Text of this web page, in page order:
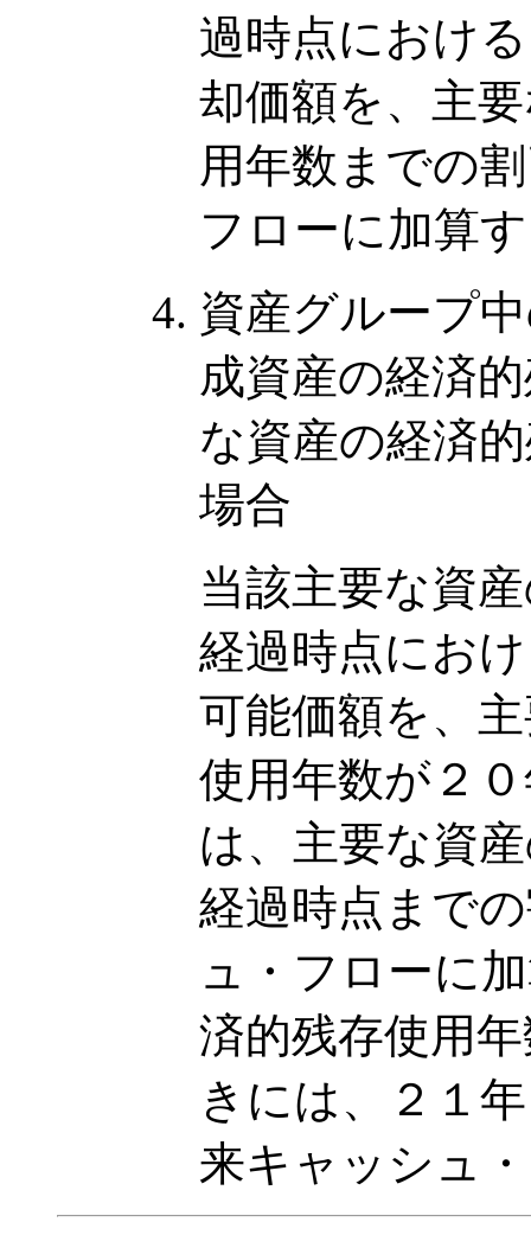
過時点におけ
却価額を、主
用年数までの
フローに加算
資産グループ
成資産の経済
な資産の経済
場合
当該主要な資
経過時点にお
可能価額を、
使用年数が２
は、主要な資
経過時点まで
ュ・フローに
済的残存使用
きには、２１
来キャッシュ